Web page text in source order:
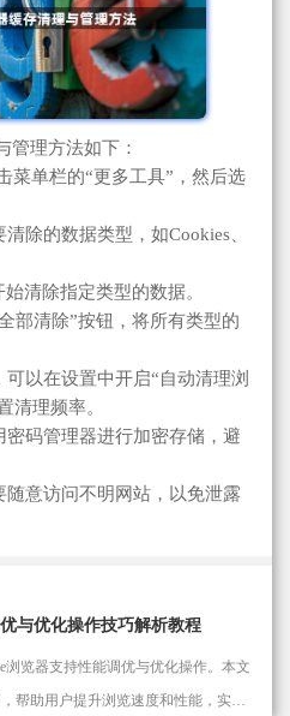
管理方法如下：
菜单栏的“更多工具”，然后选
除的数据类型，如Cookies、
清除指定类型的数据。
部清除”按钮，将所有类型的
以在设置中开启“自动清理浏
清理频率。
码管理器进行加密存储，避
意访问不明网站，以免泄露
与优化操作技巧解析教程
浏览器支持性能调优与优化操作。本文
帮助用户提升浏览速度和性能，实现